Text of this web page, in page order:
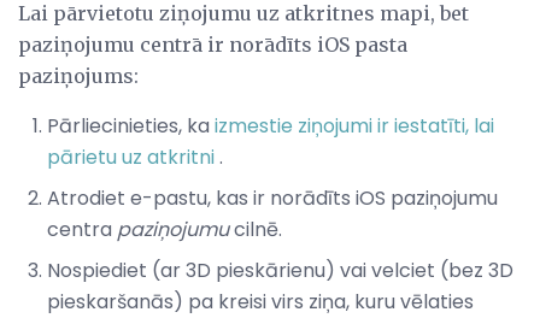
Lai pārvietotu ziņojumu uz atkritnes mapi, bet
paziņojumu centrā ir norādīts iOS pasta
paziņojums:
Pārliecinieties, ka izmestie ziņojumi ir iestatīti, lai
pārietu uz atkritni.
Atrodiet e-pastu, kas ir norādīts iOS paziņojumu
centra paziņojumucilnē.
Nospiediet (ar 3D pieskārienu) vai velciet (bez 3D
pieskaršanās) pa kreisi virs ziņa, kuru vēlaties